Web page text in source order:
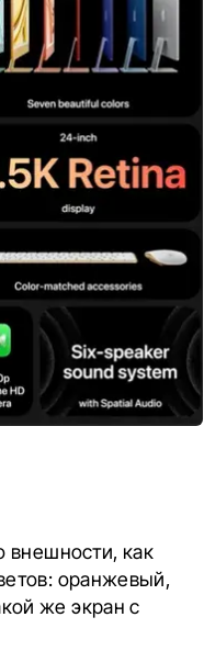
внешности, как
оранжевый,
же экран с